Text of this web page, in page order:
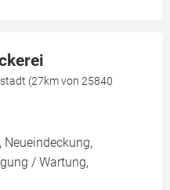
(27km von 25840
Neueindeckung,
/ Wartung,